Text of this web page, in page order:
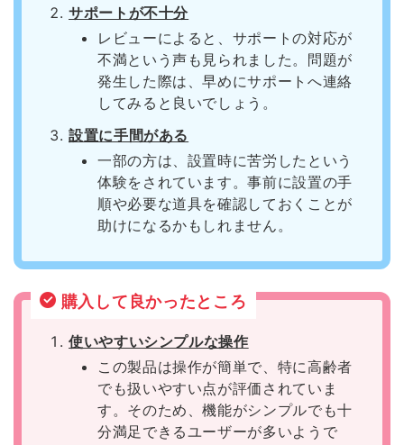
サポートが不十分
レビューによると、サポートの対応が
不満という声も見られました。問題が
発生した際は、早めにサポートへ連絡
してみると良いでしょう。
設置に手間がある
一部の方は、設置時に苦労したという
体験をされています。事前に設置の手
順や必要な道具を確認しておくことが
助けになるかもしれません。
購入して良かったところ
使いやすいシンプルな操作
この製品は操作が簡単で、特に高齢者
でも扱いやすい点が評価されていま
す。そのため、機能がシンプルでも十
分満足できるユーザーが多いようで